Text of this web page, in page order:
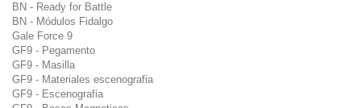
BN - Ready for Battle
BN - Módulos Fidalgo
Gale Force 9
GF9 - Pegamento
GF9 - Masilla
GF9 - Materiales escenografia
GF9 - Escenografia